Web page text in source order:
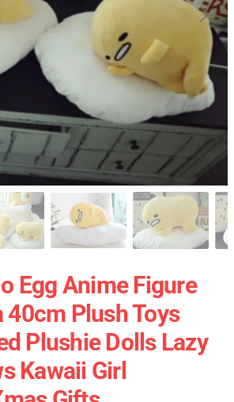
Egg Anime Figure
40cm Plush Toys
Plushie Dolls Lazy
Kawaii Girl